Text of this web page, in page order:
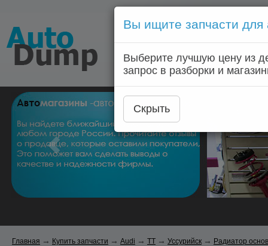
Голосовой запрос
Главная
Главная → Купить запчасти → Audi → TT → Уссурийск → Радиатор
Выберите лучшую цену из
Скрыть